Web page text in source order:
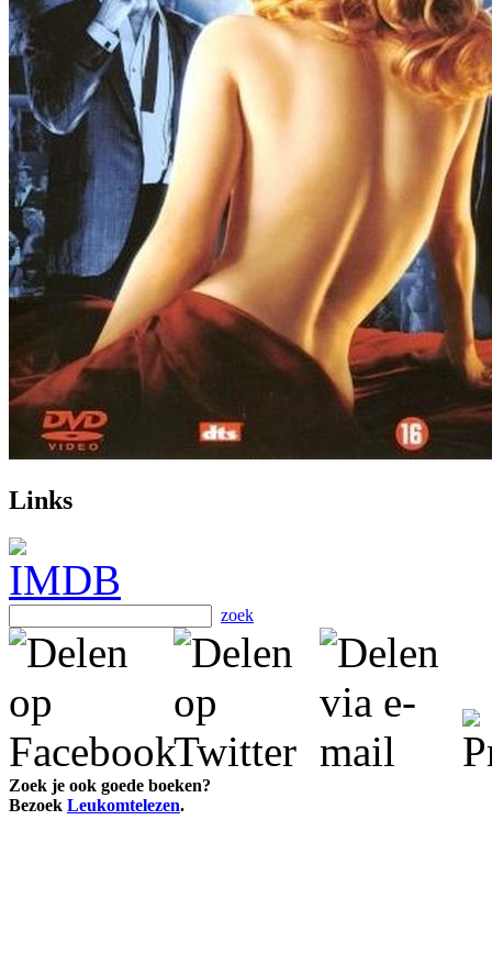
Links
zoek
Zoek je ook goede boeken?
Bezoek Leukomtelezen.